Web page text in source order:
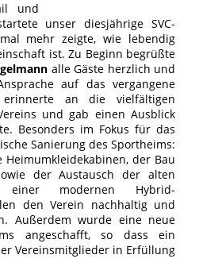
und
unser diesjährige SVC-
mehr zeigte, wie lebendig
ist. Zu Beginn begrüßte
alle Gäste herzlich und
auf das vergangene
an die vielfältigen
und gab einen Ausblick
Besonders im Fokus für das
Sanierung des Sportheims:
der Bau
der Austausch der alten
einer modernen Hybrid-
den Verein nachhaltig und
Außerdem wurde eine neue
angeschafft, so dass ein
Vereinsmitglieder in Erfüllung